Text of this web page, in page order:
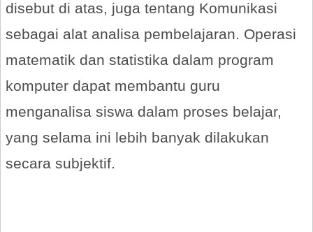
disebut di atas, juga tentang Komunikasi
sebagai alat analisa pembelajaran. Operasi
matematik dan statistika dalam program
komputer dapat membantu guru
menganalisa siswa dalam proses belajar,
yang selama ini lebih banyak dilakukan
secara subjektif.